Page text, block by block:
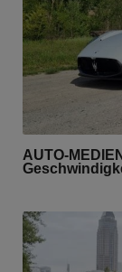
AUTO-